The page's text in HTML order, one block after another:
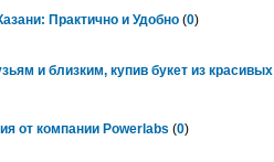
Практично и Удобно (0)
и близким, купив букет из красивых
от компании Powerlabs (0)